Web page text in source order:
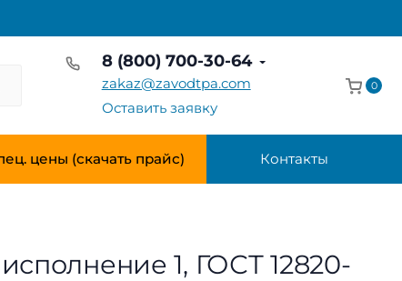
8 (800) 700-30-64
zakaz@zavodtpa.com
Оставить заявку
0
цены (скачать прайс) Контакты
1, ГОСТ 12820-